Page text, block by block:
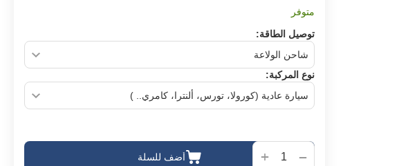
متوفر
توصيل الطاقة:
نوع المركبة:
+ − أضف للسلة